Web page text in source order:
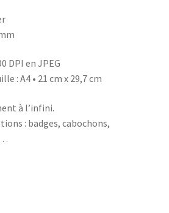
DPI en JPEG
: A4 • 21 cm x 29,7 cm
à l’infini.
: badges, cabochons,